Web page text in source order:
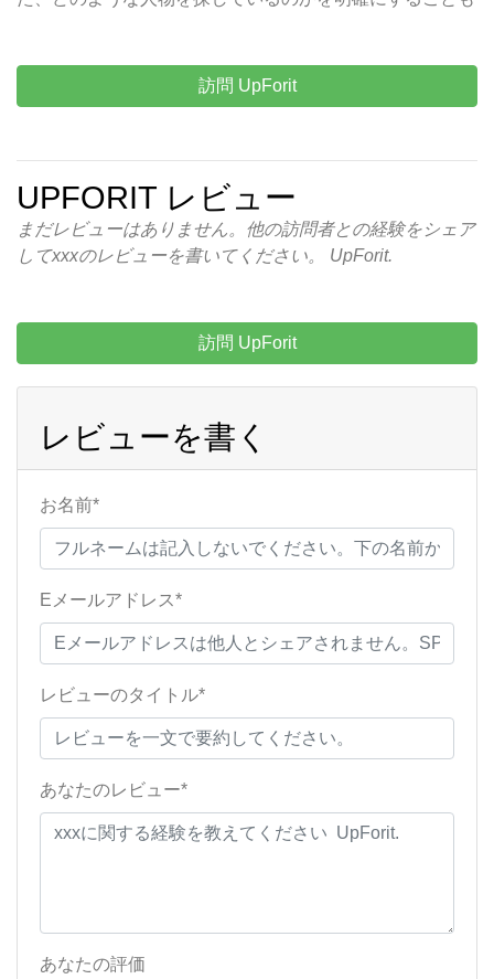
訪問 UpForit
UPFORIT レビュー
まだレビューはありません。他の訪問者との経験をシェア
してxxxのレビューを書いてください。 UpForit.
訪問 UpForit
レビューを書く
お名前*
Eメールアドレス*
レビューのタイトル*
あなたのレビュー*
あなたの評価